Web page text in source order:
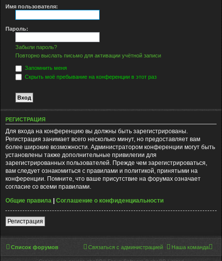
Имя пользователя:
Пароль:
Забыли пароль?
Повторно выслать письмо для активации учётной записи
Запомнить меня
Скрыть моё пребывание на конференции в этот раз
РЕГИСТРАЦИЯ
Для входа на конференцию вы должны быть зарегистрированы.
Регистрация занимает всего несколько минут, но предоставляет вам
более широкие возможности. Администратором конференции могут быть
установлены также дополнительные привилегии для
зарегистрированных пользователей. Прежде чем зарегистрироваться,
вам следует ознакомиться с правилами и политикой, принятыми на
конференции. Помните, что ваше присутствие на форумах означает
согласие со всеми правилами.
Общие правила | Соглашение о конфиденциальности
Регистрация
Список форумов Наша команда
Связаться с администрацией